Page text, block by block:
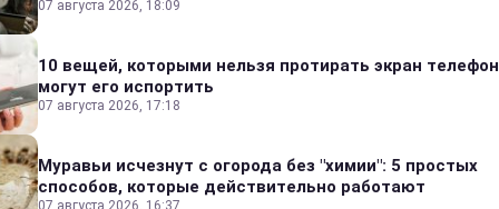
07 августа 2026, 18:09
10 вещей, которыми нельзя протирать экран
могут его испортить
07 августа 2026, 17:18
Муравьи исчезнут с огорода без "химии": 5 простых
способов, которые действительно работают